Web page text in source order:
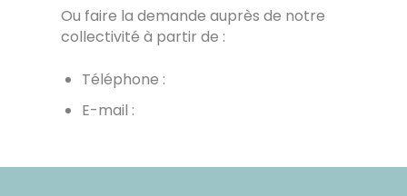
Ou faire la demande auprès de notre
collectivité à partir de :
Téléphone :
E-mail :